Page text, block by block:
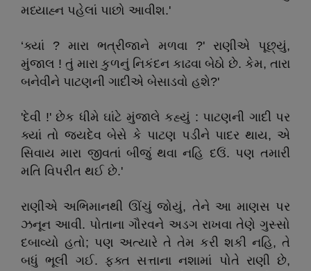
મધ્યાહ્ન પહેલાં પાછો આવીશ.'
‘ક્યાં ? મારા ભત્રીજાને મળવા ?' રાણીએ પૂછ્યું,
મુંજાલ ! તું મારા કુળનું નિકંદન કાઢવા બેઠો છે. કેમ, તારા
બનેવીને પાટણની ગાદીએ બેસાડવો હશે?'
'દેવી !' છેક ધીમે ઘાંટે મુંજાલે કહ્યું : પાટણની ગાદી પર
ક્યાં તો જયદેવ બેસે કે પાટણ પડીને પાદર થાય, એ
સિવાય મારા જીવતાં બીજું થવા નહિ દઉં. પણ તમારી
મતિ વિપરીત થઈ છે.'
રાણીએ અભિમાનથી ઊંચું જોયું, તેને આ માણસ પર
ઝનૂન આવી. પોતાના ગૌરવને અડગ રાખવા તેણે ગુસ્સો
દબાવ્યો હતો; પણ અત્યારે તે તેમ કરી શકી નહિ, તે
બધું ભૂલી ગઈ. ફક્ત સત્તાના નશામાં પોતે રાણી છે,